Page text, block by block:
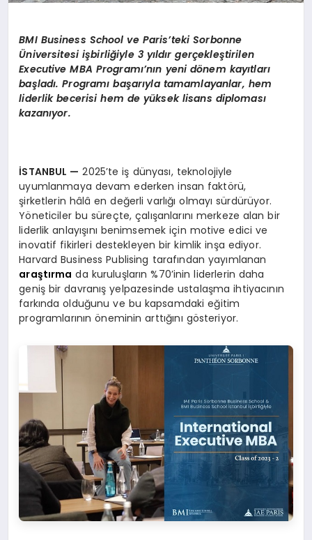
BMI Business School ve Paris’teki Sorbonne
Üniversitesi işbirliğiyle 3 yıldır gerçekleştirilen
Executive MBA Programı’nın yeni dönem kayıtları
başladı. Programı başarıyla tamamlayanlar, hem
liderlik becerisi hem de yüksek lisans diploması
kazanıyor.
İSTANBUL — 2025’te iş dünyası, teknolojiyle
uyumlanmaya devam ederken insan faktörü,
şirketlerin hâlâ en değerli varlığı olmayı sürdürüyor.
Yöneticiler bu süreçte, çalışanlarını merkeze alan bir
liderlik anlayışını benimsemek için motive edici ve
inovatif fikirleri destekleyen bir kimlik inşa ediyor.
Harvard Business Publising tarafından yayımlanan
araştırma da kuruluşların %70’inin liderlerin daha
geniş bir davranış yelpazesinde ustalaşma ihtiyacının
farkında olduğunu ve bu kapsamdaki eğitim
programlarının öneminin arttığını gösteriyor.